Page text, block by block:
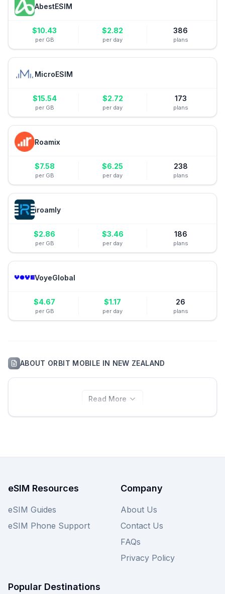
AbestESIM
$10.43
per GB
$2.82
per day
386
plans
MicroESIM
$15.54
per GB
$2.72
per day
173
plans
Roamix
$7.58
per GB
$6.25
per day
238
plans
iroamly
$2.86
per GB
$3.46
per day
186
plans
VoyeGlobal
$4.67
per GB
$1.17
per day
26
plans
ABOUT ORBIT MOBILE IN NEW ZEALAND
Read More
eSIM Resources
eSIM Guides
eSIM Phone Support
Company
About Us
Contact Us
FAQs
Privacy Policy
Popular Destinations